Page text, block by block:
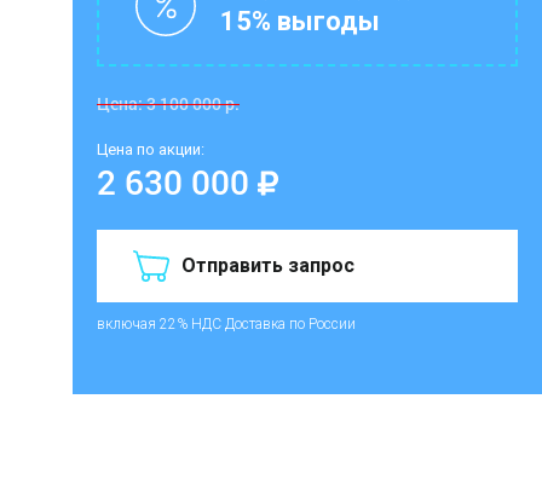
15% выгоды
Цена:3 100 000р.
Цена по акции:
2 630 000
Отправить запрос
включая 22% НДС Доставка по России